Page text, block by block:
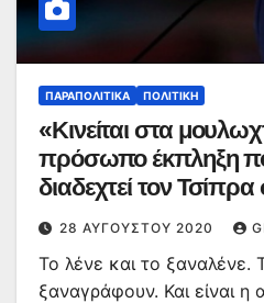
ΠΑΡΑΠΟΛΙΤΙΚΆ ΠΟΛΙΤΙΚΉ
«Κινείται στα
πρόσωπο έκπληξη
διαδεχτεί τον
28 ΑΥΓΟΎΣΤΟΥ 2020
Το λένε και το ξαναλένε.
ξαναγράφουν. Και είναι η